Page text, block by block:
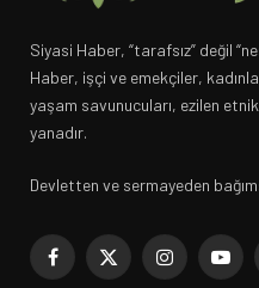
Siyasi Haber, “tarafsız” değil
Haber, işçi ve emekçiler,
yaşam savunucuları, ezilen
yanadır.
Devletten ve sermayeden
Facebook
X
Instagram